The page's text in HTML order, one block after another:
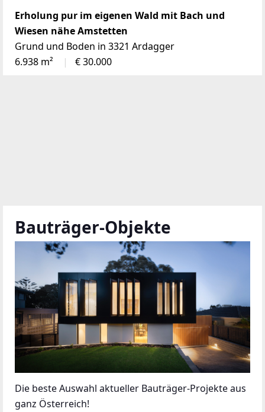
Erholung pur im eigenen Wald mit Bach und
Wiesen nähe Amstetten
Grund und Boden in 3321 Ardagger
6.938 m²
€ 30.000
Bauträger-Objekte
Die beste Auswahl aktueller Bauträger-Projekte aus
ganz Österreich!